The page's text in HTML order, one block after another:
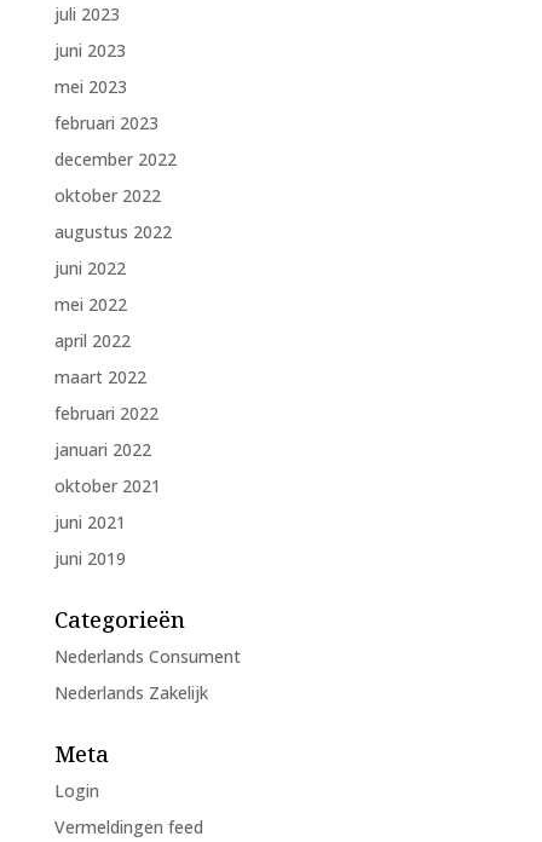
juli 2023
juni 2023
mei 2023
februari 2023
december 2022
oktober 2022
augustus 2022
juni 2022
mei 2022
april 2022
maart 2022
februari 2022
januari 2022
oktober 2021
juni 2021
juni 2019
Categorieën
Nederlands Consument
Nederlands Zakelijk
Meta
Login
Vermeldingen feed